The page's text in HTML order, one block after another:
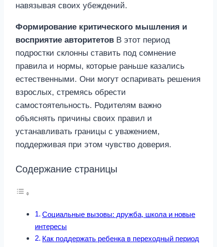
навязывая своих убеждений.
Формирование критического мышления и
восприятие авторитетов В этот период
подростки склонны ставить под сомнение
правила и нормы, которые раньше казались
естественными. Они могут оспаривать решения
взрослых, стремясь обрести
самостоятельность. Родителям важно
объяснять причины своих правил и
устанавливать границы с уважением,
поддерживая при этом чувство доверия.
Содержание страницы
Социальные вызовы: дружба, школа и новые
интересы
Как поддержать ребенка в переходный период